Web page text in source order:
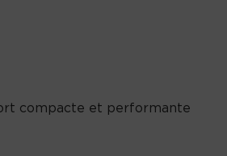
compacte et performante